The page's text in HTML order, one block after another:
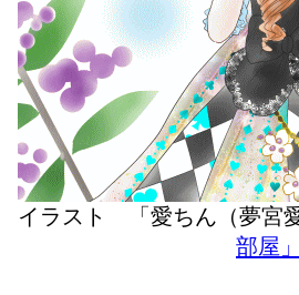
イラスト 「愛ちん（夢
部屋